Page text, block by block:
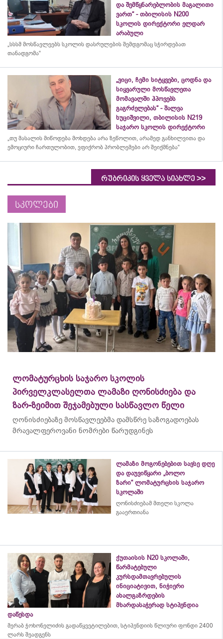
და შემწყნარებლობის მაგალითი
ვართ“ - თბილისის N200
სკოლის დირექტორი ელდარ
არაბული
„სსსმ მოსწავლეებს სკოლის დასრულების შემდგომაც სჭირდებათ
თანადგომა“
„ვიცი, ჩემი სიტყვები, ცოდნა და
სიყვარული მოსწავლეთა
მომავალში ჰპოვებს
გაგრძელებას“ - შალვა
ხუციშვილი, თბილისის N219
საჯარო სკოლის დირექტორი
„თუ მასალის მიწოდება მოხდება არა ზეწოლით, არამედ განხილვითა და
ემოციური ჩართულობით, ვფიქრობ პრობლემები არ შეიქმნება“
რუბრიკის ყველა სიახლე >>
სკოლები
ლომატურცხის საჯარო სკოლის
პირველკლასელთა ლამაზი ღონისძიება და
ზარ-ზეიმით შეჯამებული სასწავლო წელი
ღონისძიებაზე მოსწავლეებმა დამსწრე საზოგადოებას
მრავალფეროვანი ნომრები წარუდგინეს
ლამაზი მოგონებებით სავსე დღე
და დაუვიწყარი „ბოლო
ზარი“ ლომატურცხის საჯარო
სკოლაში
ღონისძიებამ მთელი სკოლა
გააერთიანა
ქუთაისის N20 სკოლაში,
წარმატებული
კურსდამთავრებულის
ინიციატივით, ნიჭიერი
ახალგაზრდების
მხარდასაჭერად სტიპენდია
დაწესდა
მერაბ ჭოხონელიძის გადაწყვეტილებით, სტიპენდიის წლიური ფონდი 2400
ლარს შეადგენს